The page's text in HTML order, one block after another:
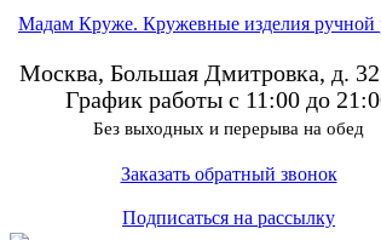
Мадам Круже. Кружевные изделия ручной
Москва, Большая Дмитровка, д. 32
График работы с 11:00 до
Без выходных и перерыва на обед
Заказать обратный звонок
Подписаться на рассылку